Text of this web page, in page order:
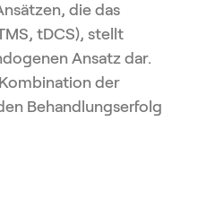
die das
tDCS), stellt
Ansatz dar.
der
Behandlungserfolg